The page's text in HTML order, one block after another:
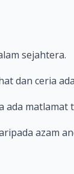
sejahtera.
dan ceria
ada matlamat
azam